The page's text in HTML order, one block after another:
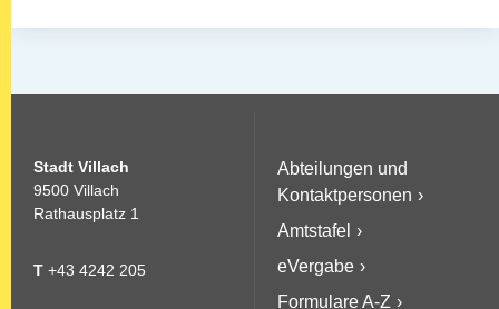
Stadt Villach
9500 Villach
Rathausplatz 1
T +43 4242 205
Abteilungen und
Kontaktpersonen
Amtstafel
eVergabe
Formulare A-Z